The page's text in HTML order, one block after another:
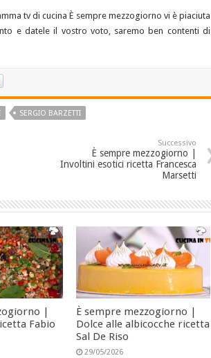
tv di cucina È sempre mezzogiorno vi è piaciuta
e datele il vostro voto, saremo ben contenti di
SERGIO BARZETTI
Successivo
È sempre mezzogiorno |
Involtini esotici ricetta Francesca
Marsetti
|
Fabio
È sempre mezzogiorno |
Dolce alle albicocche ricetta
Sal De Riso
29/05/2026